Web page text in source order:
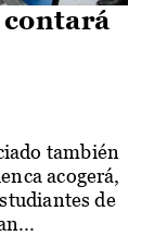
también
acogerá,
de